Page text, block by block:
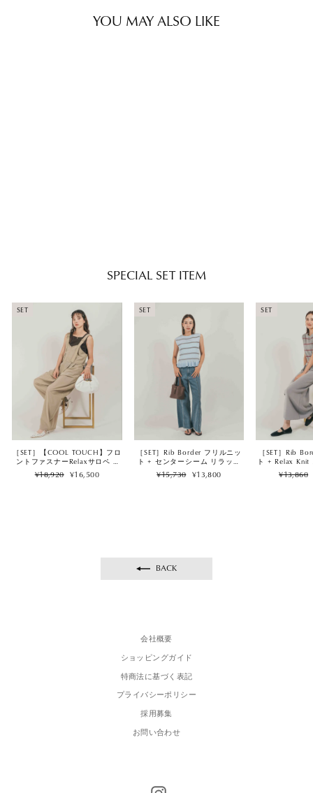
YOU MAY ALSO LIKE
SPECIAL SET ITEM
SET
［SET］【COOL TOUCH】フロ
ントファスナーRelaxサロペ +
2Way スクエア Vネックニット
タンク（2SET）
Regular
¥18,920 Sale
¥16,500
SET
［SET］Rib Border フリルニッ
ト + センターシーム リラック
スデニム（2SET）
Regular
¥15,730 Sale
¥13,800
SET
［SET］Rib
ト + Relax Knit
Regular
¥13,860
BACK
会社概要
ショッピングガイド
特商法に基づく表記
プライバシーポリシー
採用募集
お問い合わせ